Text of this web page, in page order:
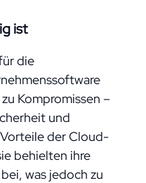
ist
die
Kompromissen –
und
der Cloud-
behielten ihre
was jedoch zu